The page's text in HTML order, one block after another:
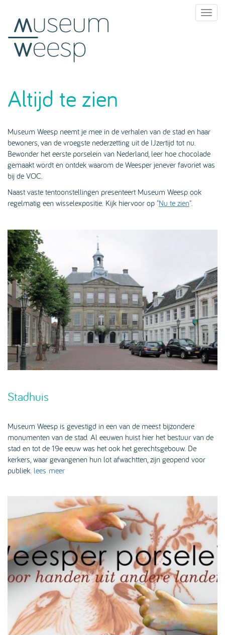
Altijd te zien
Museum Weesp neemt je mee in de verhalen van de stad en haar
bewoners, van de vroegste nederzetting uit de IJzertijd tot nu.
Bewonder het eerste porselein van Nederland, leer hoe chocolade
gemaakt wordt en ontdek waarom de Weesper jenever favoriet was
bij de VOC.
Naast vaste tentoonstellingen presenteert Museum Weesp ook
regelmatig een wisselexpositie. Kijk hiervoor op "Nu te zien".
Stadhuis
Museum Weesp is gevestigd in een van de meest bijzondere
monumenten van de stad. Al eeuwen huist hier het bestuur van de
stad en tot de 19e eeuw was het ook het gerechtsgebouw. De
kerkers, waar gevangenen hun lot afwachtten, zijn geopend voor
publiek. lees meer